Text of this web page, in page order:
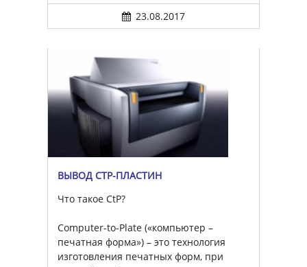
23.08.2017
ВЫВОД CTP-ПЛАСТИН
Что такое CtP?
Computer-to-Plate («компьютер –
печатная форма») – это технология
изготовления печатных форм, при